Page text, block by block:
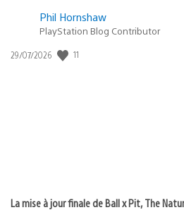
Phil Hornshaw
PlayStation Blog Contributor
Date
29/07/2026 11
La mise à jour finale de Ball x Pit, The